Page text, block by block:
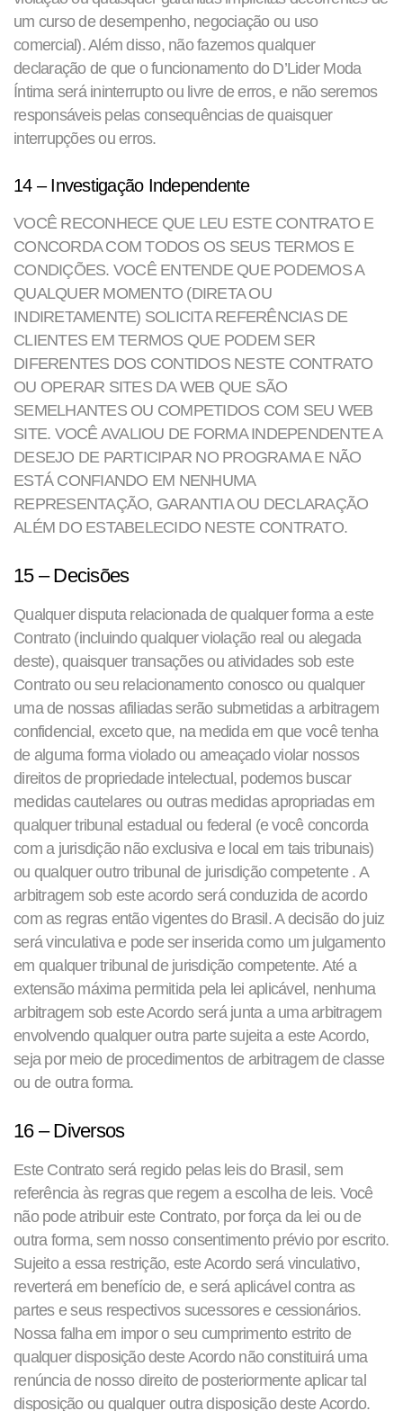
um curso de desempenho, negociação ou uso
comercial). Além disso, não fazemos qualquer
declaração de que o funcionamento do D’Lider Moda
Íntima será ininterrupto ou livre de erros, e não seremos
responsáveis ​​pelas consequências de quaisquer
interrupções ou erros.
14 – Investigação Independente
VOCÊ RECONHECE QUE LEU ESTE CONTRATO E
CONCORDA COM TODOS OS SEUS TERMOS E
CONDIÇÕES. VOCÊ ENTENDE QUE PODEMOS A
QUALQUER MOMENTO (DIRETA OU
INDIRETAMENTE) SOLICITA REFERÊNCIAS DE
CLIENTES EM TERMOS QUE PODEM SER
DIFERENTES DOS CONTIDOS NESTE CONTRATO
OU OPERAR SITES DA WEB QUE SÃO
SEMELHANTES OU COMPETIDOS COM SEU WEB
SITE. VOCÊ AVALIOU DE FORMA INDEPENDENTE A
DESEJO DE PARTICIPAR NO PROGRAMA E NÃO
ESTÁ CONFIANDO EM NENHUMA
REPRESENTAÇÃO, GARANTIA OU DECLARAÇÃO
ALÉM DO ESTABELECIDO NESTE CONTRATO.
15 – Decisões
Qualquer disputa relacionada de qualquer forma a este
Contrato (incluindo qualquer violação real ou alegada
deste), quaisquer transações ou atividades sob este
Contrato ou seu relacionamento conosco ou qualquer
uma de nossas afiliadas serão submetidas a arbitragem
confidencial, exceto que, na medida em que você tenha
de alguma forma violado ou ameaçado violar nossos
direitos de propriedade intelectual, podemos buscar
medidas cautelares ou outras medidas apropriadas em
qualquer tribunal estadual ou federal (e você concorda
com a jurisdição não exclusiva e local em tais tribunais)
ou qualquer outro tribunal de jurisdição competente . A
arbitragem sob este acordo será conduzida de acordo
com as regras então vigentes do Brasil. A decisão do juiz
será vinculativa e pode ser inserida como um julgamento
em qualquer tribunal de jurisdição competente. Até a
extensão máxima permitida pela lei aplicável, nenhuma
arbitragem sob este Acordo será junta a uma arbitragem
envolvendo qualquer outra parte sujeita a este Acordo,
seja por meio de procedimentos de arbitragem de classe
ou de outra forma.
16 – Diversos
Este Contrato será regido pelas leis do Brasil, sem
referência às regras que regem a escolha de leis. Você
não pode atribuir este Contrato, por força da lei ou de
outra forma, sem nosso consentimento prévio por escrito.
Sujeito a essa restrição, este Acordo será vinculativo,
reverterá em benefício de, e será aplicável contra as
partes e seus respectivos sucessores e cessionários.
Nossa falha em impor o seu cumprimento estrito de
qualquer disposição deste Acordo não constituirá uma
renúncia de nosso direito de posteriormente aplicar tal
disposição ou qualquer outra disposição deste Acordo.